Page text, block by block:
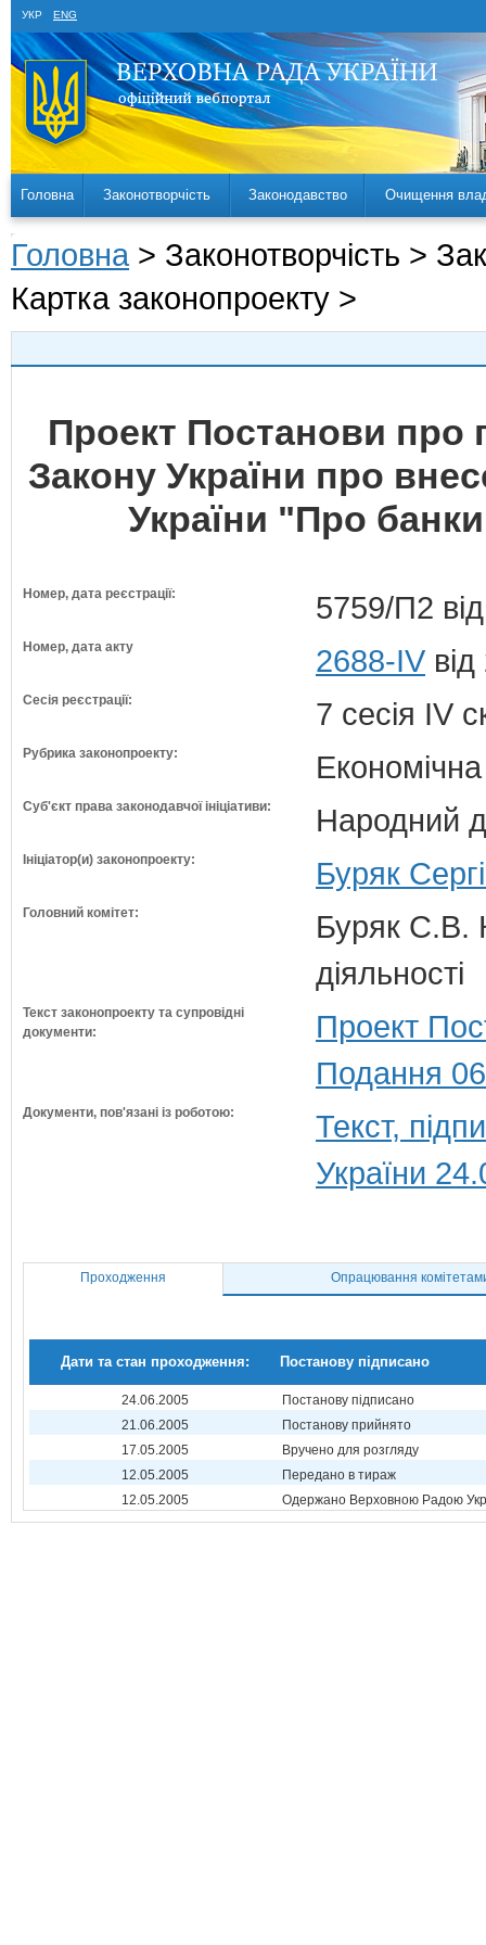
УКР ENG
Головна Законотворчість Законодавство Очищення
Головна > Законотворчість >
Картка законопроекту >
Проект Постанови про
Закону України про
України "Про банки
Номер, дата реєстрації: 5759/П2
Номер, дата акту 2688-IV
Сесія реєстрації: 7 сесія IV
Рубрика законопроекту:
Суб'єкт права законодавчої ініціативи: Народний
Ініціатор(и) законопроекту: Буряк
Головний комітет:
Буряк С.В.
діяльності
Текст законопроекту та супровідні
документи:
Проект
Подання
Документи, пов'язані із роботою:
Текст,
України
Проходження Опрацювання
Дати та стан проходження: Постанову підписано
24.06.2005
Постанову підписано
21.06.2005
Постанову прийнято
17.05.2005
Вручено для розгляду
12.05.2005
Передано в тираж
12.05.2005
Одержано Верховною Радою